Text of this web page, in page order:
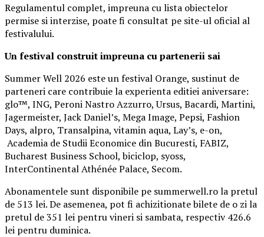
Regulamentul complet, impreuna cu lista obiectelor
permise si interzise, poate fi consultat pe site-ul oficial al
festivalului.
Un festival construitimpreuna cu partenerii sai
Summer Well 2026 este un festival Orange, sustinut de
parteneri care contribuie la experienta editiei aniversare:
glo™, ING, Peroni Nastro Azzurro, Ursus, Bacardi, Martini,
Jagermeister, Jack Daniel’s, Mega Image, Pepsi, Fashion
Days, alpro, Transalpina, vitamin aqua, Lay’s, e-on,
Academia de Studii Economice din Bucuresti, FABIZ,
Bucharest Business School, biciclop, syoss,
InterContinental Athénée Palace, Secom.
Abonamentele sunt disponibile pe summerwell.ro la pretul
de 513 lei. De asemenea, pot fi achizitionate bilete de o zi la
pretul de 351 lei pentru vineri si sambata, respectiv 426.6
lei pentru duminica.